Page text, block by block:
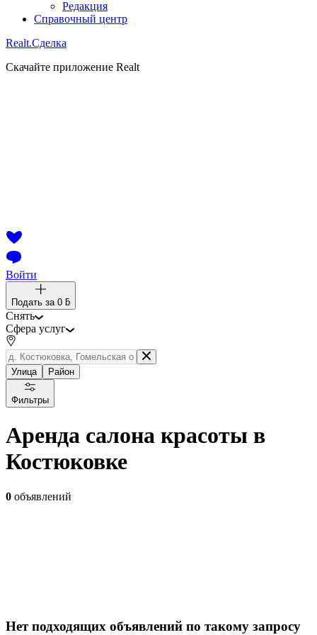
Редакция
Справочный центр
Realt.Сделка
Скачайте приложение Realt
Войти
Подать за 0 ƃ
Снять
Сфера услуг
Улица Район
Фильтры
Аренда салона красоты в
Костюковке
0 объявлений
Нет подходящих объявлений по такому запросу